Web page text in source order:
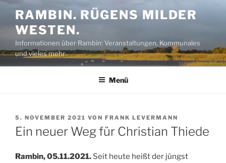
Inhalt
springen
RAMBIN. RÜGENS MILDER
WESTEN.
Informationen über Rambin: Veranstaltungen, Kommunales
und vieles mehr
Menü
VERÖFFENTLICHT
AM
5. NOVEMBER 2021 VON FRANK LEVERMANN
Ein neuer Weg für Christian Thiede
Rambin, 05.11.2021. Seit heute heißt der jüngst